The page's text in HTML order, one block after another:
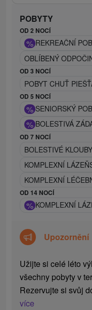
POBYTY
OD 2 NOCÍ
% REKREAČNÍ
OBLÍBENÝ
OD 3 NOCÍ
POBYT CHUŤ
OD 5 NOCÍ
% SENIORSKÝ
% BOLESTIVÁ
OD 7 NOCÍ
BOLESTIVÉ
KOMPLEXNÍ
KOMPLEXNÍ
OD 14 NOCÍ
% KOMPLEXNÍ
Upozornění
Užijte si celé léto
všechny pobyty v
Rezervujte si svůj
více